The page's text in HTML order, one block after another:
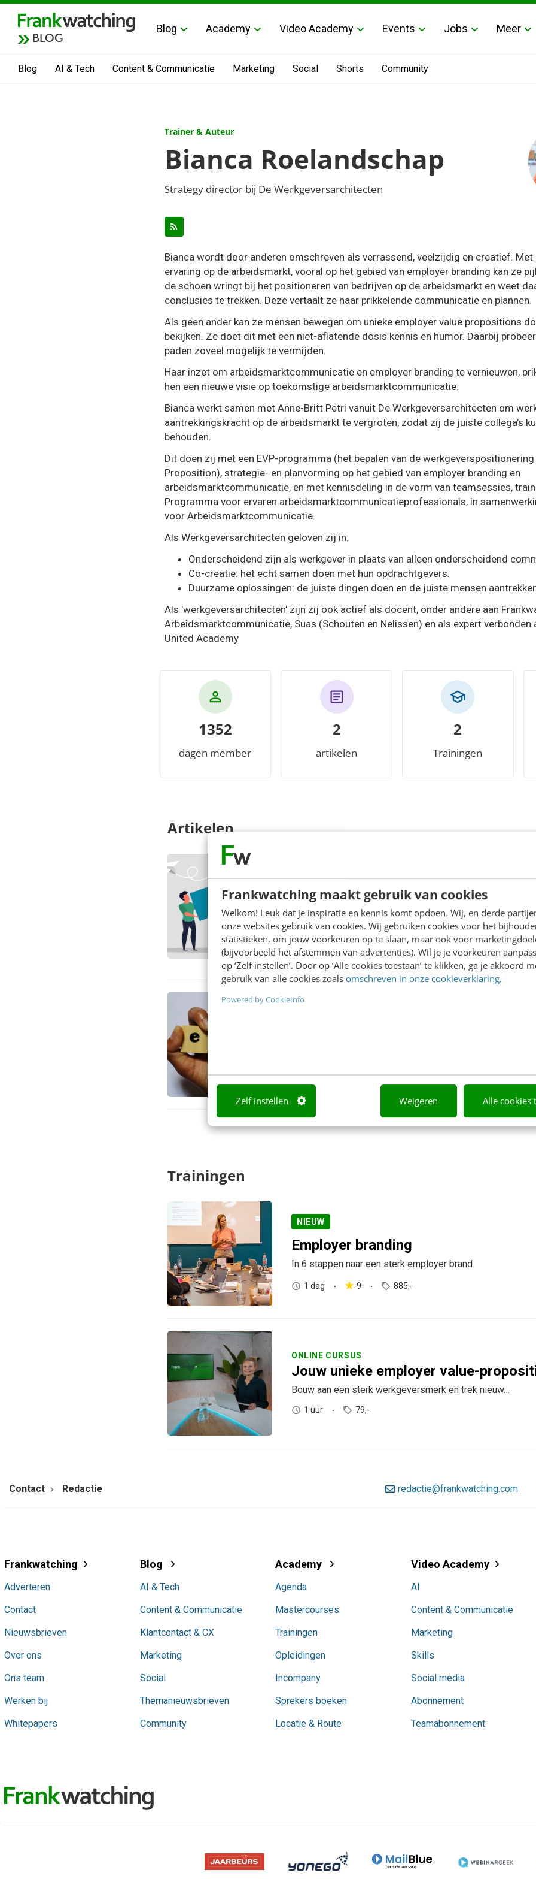
Frankwatching maakt gebruik van cookies
Welkom! Leuk dat je inspiratie en kennis komt opdoen. Wij, en derde
onze websites gebruik van cookies. Wij gebruiken cookies voor het
statistieken, om jouw voorkeuren op te slaan, maar ook voor
(bijvoorbeeld het afstemmen van advertenties). Wil je je voorkeuren
op ‘Zelf instellen’. Door op ‘Alle cookies toestaan’ te klikken, ga je akkoord
gebruik van alle cookies zoals omschreven in onze cookieverklaring.
Powered by CookieInfo
Zelf instellen Weigeren Alle cookies
BLOG
Blog Academy Video Academy Events Jobs Meer
Blog AI & Tech Content & Communicatie Marketing Social Shorts Community
Trainer & Auteur
Bianca Roelandschap
Strategy director bij De Werkgeversarchitecten
Bianca wordt door anderen omschreven als verrassend, veelzijdig en creatief. Met
ervaring op de arbeidsmarkt, vooral op het gebied van employer branding kan ze
de schoen wringt bij het positioneren van bedrijven op de arbeidsmarkt en weet
conclusies te trekken. Deze vertaalt ze naar prikkelende communicatie en plannen.
Als geen ander kan ze mensen bewegen om unieke employer value propositions
bekijken. Ze doet dit met een niet-aflatende dosis kennis en humor. Daarbij
paden zoveel mogelijk te vermijden.
Haar inzet om arbeidsmarktcommunicatie en employer branding te vernieuwen,
hen een nieuwe visie op toekomstige arbeidsmarktcommunicatie.
Bianca werkt samen met Anne-Britt Petri vanuit De Werkgeversarchitecten om
aantrekkingskracht op de arbeidsmarkt te vergroten, zodat zij de juiste collega’s
behouden.
Dit doen zij met een EVP-programma (het bepalen van de werkgeverspositionering
Proposition), strategie- en planvorming op het gebied van employer branding en
arbeidsmarktcommunicatie, en met kennisdeling in de vorm van teamsessies,
Programma voor ervaren arbeidsmarktcommunicatieprofessionals, in
voor Arbeidsmarktcommunicatie.
Als Werkgeversarchitecten geloven zij in:
Onderscheidend zijn als werkgever in plaats van alleen onderscheidend
Co-creatie: het echt samen doen met hun opdrachtgevers.
Duurzame oplossingen: de juiste dingen doen en de juiste mensen
Als 'werkgeversarchitecten' zijn zij ook actief als docent, onder andere aan
Arbeidsmarktcommunicatie, Suas (Schouten en Nelissen) en als expert verbonden
United Academy
1352
dagen member
2
artikelen
2
Trainingen
Artikelen
Employer branding is meer dan toffe
maak je het strategischer
Employer branding is veel meer dan alleen een mooie
binnenhalen van nieuwe collega’s. Het is een strategisch
interne als externe doelgroepen meeneemt, gebaseerd op
werkgeversbelofte:...
MENS & WERK 1 augustus 2025 Bianca Roelandschap
In 6 stappen een sterk
Wil je een Employer Value Proposition (EVP) – oftewel,
ontwikkelen die je helpt om een sterk werkgeversmerk te
CONTENT & COMMUNICATIE 3 oktober 2024
Trainingen
NIEUW
Employer branding
In 6 stappen naar een sterk employer brand
1 dag 9 885,-
ONLINE CURSUS
Jouw unieke employer value-
Bouw aan een sterk werkgeversmerk en trek nieuw…
1 uur 79,-
Contact Redactie redactie@frankwatching.com
Frankwatching
Adverteren
Contact
Nieuwsbrieven
Over ons
Ons team
Werken bij
Whitepapers
Blog
AI & Tech
Content & Communicatie
Klantcontact & CX
Marketing
Social
Themanieuwsbrieven
Community
Academy
Agenda
Mastercourses
Trainingen
Opleidingen
Incompany
Sprekers boeken
Locatie & Route
Video Academy
AI
Content & Communicatie
Marketing
Skills
Social media
Abonnement
Teamabonnement